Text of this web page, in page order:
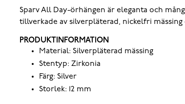
Sparv All Day-örhängen är eleganta och
tillverkade av silverpläterad, nickelfri
PRODUKTINFORMATION
Material: Silverpläterad mässing
Stentyp: Zirkonia
Färg: Silver
Storlek: 12 mm